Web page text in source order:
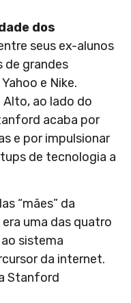
dos
seus ex-alunos
de grandes
e Nike.
Alto, ao lado do
acaba por
e por impulsionar
de tecnologia a
“mães” da
uma das quatro
sistema
da internet.
Stanford